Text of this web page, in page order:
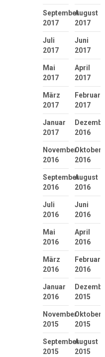
September
2017
August
2017
Juli
2017
Juni
2017
Mai
2017
April
2017
März
2017
Februar
2017
Januar
2017
2016
November
2016
Oktober
2016
September
2016
August
2016
Juli
2016
Juni
2016
Mai
2016
April
2016
März
2016
Februar
2016
Januar
2016
2015
November
2015
Oktober
2015
September
2015
August
2015